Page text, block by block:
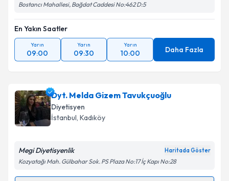
Bostancı Mahallesi, Bağdat Caddesi No:462 D:5
En Yakın Saatler
Yarın
09:00
Yarın
09:30
Yarın
10:00 Daha Fazla
Dyt. Melda Gizem Tavukçuoğlu
Diyetisyen
İstanbul, Kadıköy
Megi Diyetisyenlik Haritada Göster
Kozyatağı Mah. Gülbahar Sok. PS Plaza No:17 İç Kapı No:28